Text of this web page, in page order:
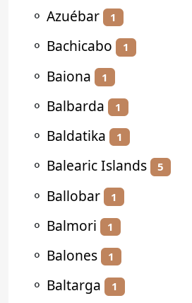
⚬ Azuébar 1
⚬ Bachicabo 1
⚬ Baiona 1
⚬ Balbarda 1
⚬ Baldatika 1
⚬ Balearic Islands 5
⚬ Ballobar 1
⚬ Balmori 1
⚬ Balones 1
⚬ Baltarga 1